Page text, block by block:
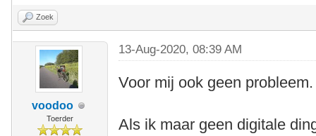
Zoek
voodoo
Toerder
13-Aug-2020, 08:39 AM
Voor mij ook geen probleem.
Als ik maar geen digitale